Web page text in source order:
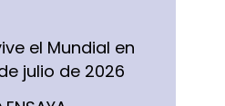
el Mundial en
julio de 2026